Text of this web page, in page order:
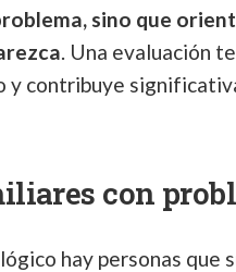
sino que
. Una evaluación
y contribuye
con
hay personas